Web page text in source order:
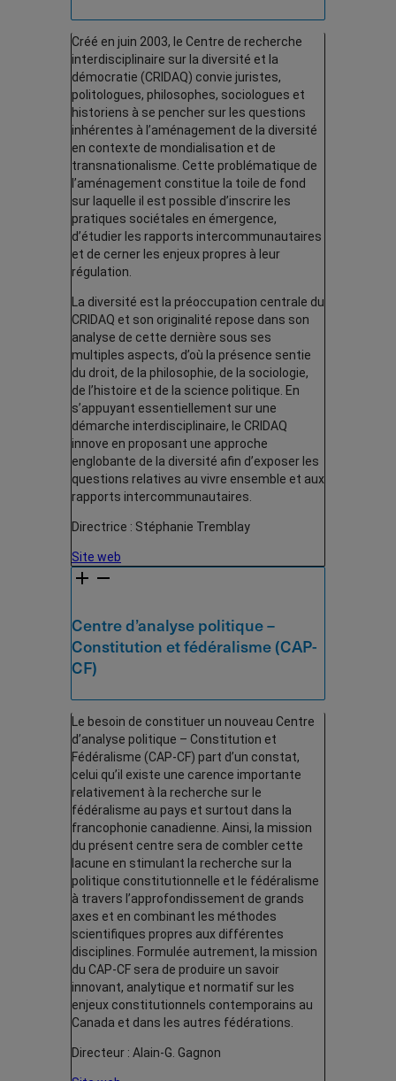
Créé en juin 2003, le Centre de recherche
interdisciplinaire sur la diversité et la
démocratie (CRIDAQ) convie juristes,
politologues, philosophes, sociologues et
historiens à se pencher sur les questions
inhérentes à l’aménagement de la diversité
en contexte de mondialisation et de
transnationalisme. Cette problématique de
l’aménagement constitue la toile de fond
sur laquelle il est possible d’inscrire les
pratiques sociétales en émergence,
d’étudier les rapports intercommunautaires
et de cerner les enjeux propres à leur
régulation.
La diversité est la préoccupation centrale du
CRIDAQ et son originalité repose dans son
analyse de cette dernière sous ses
multiples aspects, d’où la présence sentie
du droit, de la philosophie, de la sociologie,
de l’histoire et de la science politique. En
s’appuyant essentiellement sur une
démarche interdisciplinaire, le CRIDAQ
innove en proposant une approche
englobante de la diversité afin d’exposer les
questions relatives au vivre ensemble et aux
rapports intercommunautaires.
Directrice : Stéphanie Tremblay
Site web
Centre d’analyse politique –
Constitution et fédéralisme (CAP-
CF)
Le besoin de constituer un nouveau Centre
d’analyse politique – Constitution et
Fédéralisme (CAP-CF) part d’un constat,
celui qu’il existe une carence importante
relativement à la recherche sur le
fédéralisme au pays et surtout dans la
francophonie canadienne. Ainsi, la mission
du présent centre sera de combler cette
lacune en stimulant la recherche sur la
politique constitutionnelle et le fédéralisme
à travers l’approfondissement de grands
axes et en combinant les méthodes
scientifiques propres aux différentes
disciplines. Formulée autrement, la mission
du CAP-CF sera de produire un savoir
innovant, analytique et normatif sur les
enjeux constitutionnels contemporains au
Canada et dans les autres fédérations.
Directeur : Alain-G. Gagnon